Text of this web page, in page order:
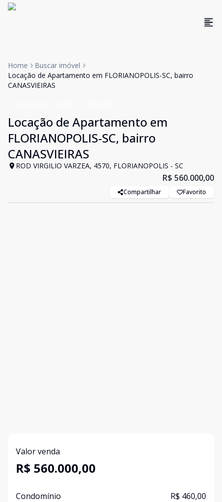
Home
Buscar imóvel
Locação de Apartamento em FLORIANOPOLIS-SC, bairro
CANASVIEIRAS
Locação de Apartamento em
FLORIANOPOLIS-SC, bairro
CANASVIEIRAS
ROD VIRGILIO VARZEA, 4570, FLORIANOPOLIS - SC
R$ 560.000,00
Compartilhar Favorito
Valor venda
R$ 560.000,00
Condomínio R$ 460,00